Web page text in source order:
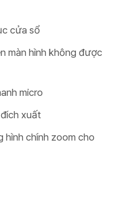
cửa sổ
màn hình không được
micro
xuất
hình chính zoom cho